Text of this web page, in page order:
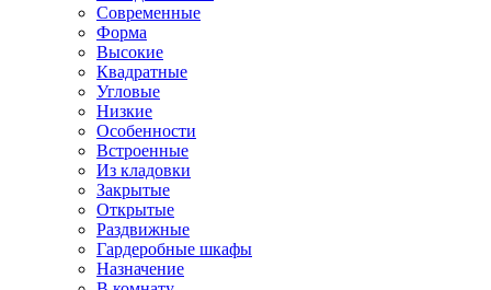
Современные
Форма
Высокие
Квадратные
Угловые
Низкие
Особенности
Встроенные
Из кладовки
Закрытые
Открытые
Раздвижные
Гардеробные шкафы
Назначение